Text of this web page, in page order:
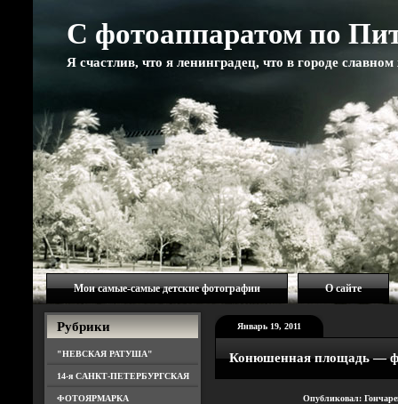
С фотоаппаратом по
Я счастлив, что я ленинградец, что в городе
Мои самые-самые детские фотографии О сайте
Рубрики
"НЕВСКАЯ РАТУША"
14-я САНКТ-ПЕТЕРБУРГСКАЯ
ФОТОЯРМАРКА
Январь 19, 2011
Конюшенная площадь —
Опубликовал: